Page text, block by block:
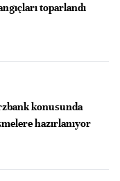
toparlandı
konusunda
hazırlanıyor